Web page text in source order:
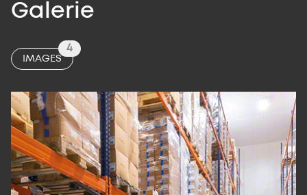
Galerie
IMAGES
4